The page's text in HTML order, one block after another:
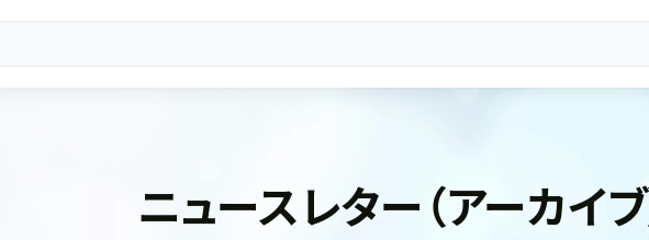
ニュースレター（アーカイブ